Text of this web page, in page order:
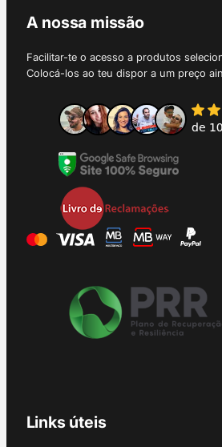
A nossa missão
Facilitar-te o acesso a produtos
Colocá-los ao teu dispor a um preço
Links úteis